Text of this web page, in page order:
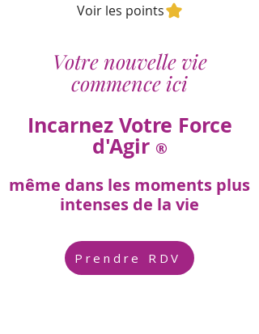
Voir les points
Votre nouvelle vie
commence ici
Incarnez Votre Force
d'Agir ®
même dans les moments plus
intenses de la vie
Prendre RDV